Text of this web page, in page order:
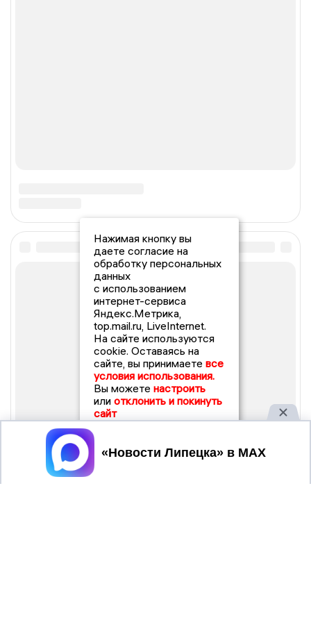
Нажимая кнопку вы
даете согласие на
обработку персональных
данных
с использованием
интернет-сервиса
Яндекс.Метрика,
top.mail.ru, LiveInternet.
На сайте используются
cookie. Оставаясь на
сайте, вы принимаете все
условия использования.
Вы можете настроить
или отклонить и покинуть
сайт
Принять